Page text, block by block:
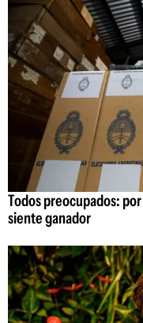
Todos preocupados:
siente ganador